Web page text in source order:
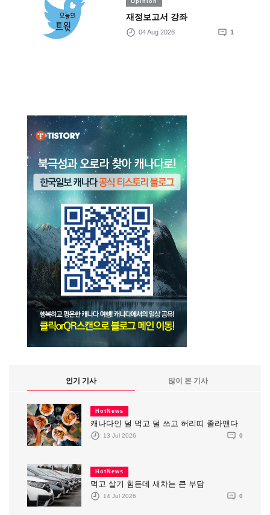
Opinion
재정보고서 강좌
04 Aug 2026 1
인기 기사 많이 본 기사
HotNews
캐나다인 덜 먹고 덜 쓰고 허리띠 졸라맨다
13 Jul 2026 0
HotNews
먹고 살기 힘든데 새차는 큰 부담
14 Jul 2026 0